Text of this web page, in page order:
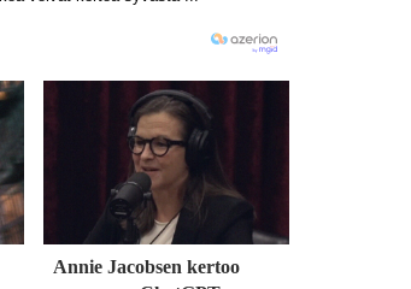
Annie Jacobsen kertoo